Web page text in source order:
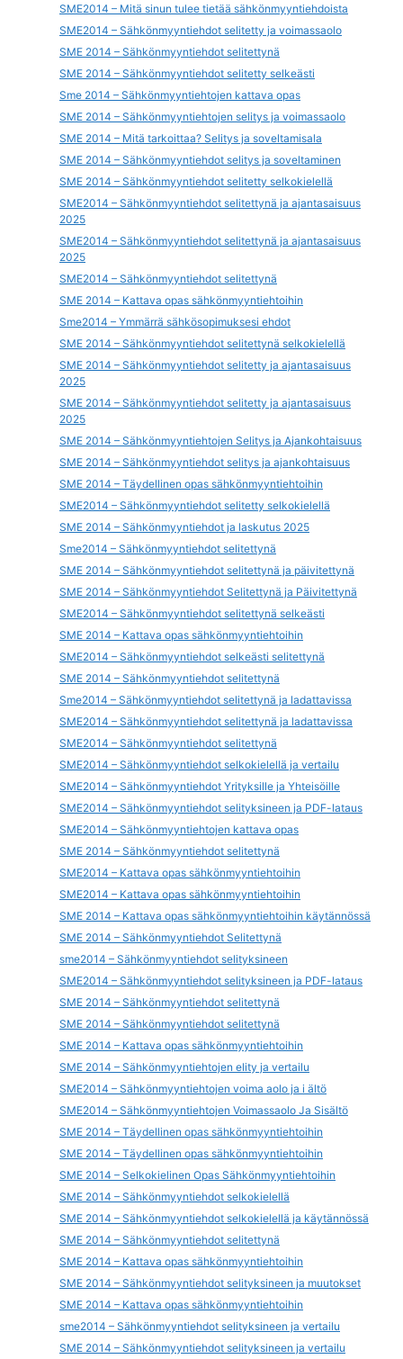
SME2014 – Mitä sinun tulee tietää sähkönmyyntiehdoista
SME2014 – Sähkönmyyntiehdot selitetty ja voimassaolo
SME 2014 – Sähkönmyyntiehdot selitettynä
SME 2014 – Sähkönmyyntiehdot selitetty selkeästi
Sme 2014 – Sähkönmyyntiehtojen kattava opas
SME 2014 – Sähkönmyyntiehtojen selitys ja voimassaolo
SME 2014 – Mitä tarkoittaa? Selitys ja soveltamisala
SME 2014 – Sähkönmyyntiehdot selitys ja soveltaminen
SME 2014 – Sähkönmyyntiehdot selitetty selkokielellä
SME2014 – Sähkönmyyntiehdot selitettynä ja ajantasaisuus
2025
SME2014 – Sähkönmyyntiehdot selitettynä ja ajantasaisuus
2025
SME2014 – Sähkönmyyntiehdot selitettynä
SME 2014 – Kattava opas sähkönmyyntiehtoihin
Sme2014 – Ymmärrä sähkösopimuksesi ehdot
SME 2014 – Sähkönmyyntiehdot selitettynä selkokielellä
SME 2014 – Sähkönmyyntiehdot selitetty ja ajantasaisuus
2025
SME 2014 – Sähkönmyyntiehdot selitetty ja ajantasaisuus
2025
SME 2014 – Sähkönmyyntiehtojen Selitys ja Ajankohtaisuus
SME 2014 – Sähkönmyyntiehdot selitys ja ajankohtaisuus
SME 2014 – Täydellinen opas sähkönmyyntiehtoihin
SME2014 – Sähkönmyyntiehdot selitetty selkokielellä
SME 2014 – Sähkönmyyntiehdot ja laskutus 2025
Sme2014 – Sähkönmyyntiehdot selitettynä
SME 2014 – Sähkönmyyntiehdot selitettynä ja päivitettynä
SME 2014 – Sähkönmyyntiehdot Selitettynä ja Päivitettynä
SME2014 – Sähkönmyyntiehdot selitettynä selkeästi
SME 2014 – Kattava opas sähkönmyyntiehtoihin
SME2014 – Sähkönmyyntiehdot selkeästi selitettynä
SME 2014 – Sähkönmyyntiehdot selitettynä
Sme2014 – Sähkönmyyntiehdot selitettynä ja ladattavissa
SME2014 – Sähkönmyyntiehdot selitettynä ja ladattavissa
SME2014 – Sähkönmyyntiehdot selitettynä
SME2014 – Sähkönmyyntiehdot selkokielellä ja vertailu
SME2014 – Sähkönmyyntiehdot Yrityksille ja Yhteisöille
SME2014 – Sähkönmyyntiehdot selityksineen ja PDF-lataus
SME2014 – Sähkönmyyntiehtojen kattava opas
SME 2014 – Sähkönmyyntiehdot selitettynä
SME2014 – Kattava opas sähkönmyyntiehtoihin
SME2014 – Kattava opas sähkönmyyntiehtoihin
SME 2014 – Kattava opas sähkönmyyntiehtoihin käytännössä
SME 2014 – Sähkönmyyntiehdot Selitettynä
sme2014 – Sähkönmyyntiehdot selityksineen
SME2014 – Sähkönmyyntiehdot selityksineen ja PDF-lataus
SME 2014 – Sähkönmyyntiehdot selitettynä
SME 2014 – Sähkönmyyntiehdot selitettynä
SME 2014 – Kattava opas sähkönmyyntiehtoihin
SME 2014 – Sähkönmyyntiehtojen elity ja vertailu
SME2014 – Sähkönmyyntiehtojen voima aolo ja i ältö
SME2014 – Sähkönmyyntiehtojen Voimassaolo Ja Sisältö
SME 2014 – Täydellinen opas sähkönmyyntiehtoihin
SME 2014 – Täydellinen opas sähkönmyyntiehtoihin
SME 2014 – Selkokielinen Opas Sähkönmyyntiehtoihin
SME 2014 – Sähkönmyyntiehdot selkokielellä
SME 2014 – Sähkönmyyntiehdot selkokielellä ja käytännössä
SME 2014 – Sähkönmyyntiehdot selitettynä
SME 2014 – Kattava opas sähkönmyyntiehtoihin
SME 2014 – Sähkönmyyntiehdot selityksineen ja muutokset
SME 2014 – Kattava opas sähkönmyyntiehtoihin
sme2014 – Sähkönmyyntiehdot selityksineen ja vertailu
SME 2014 – Sähkönmyyntiehdot selityksineen ja vertailu